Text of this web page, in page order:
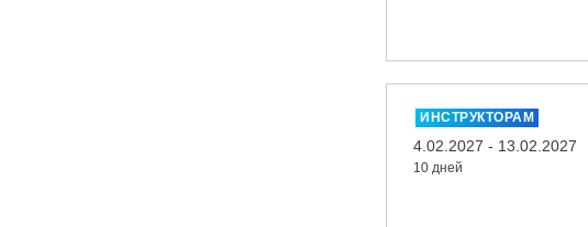
ИНСТРУКТОРАМ
4.02.2027 - 13.02.2027
10 дней